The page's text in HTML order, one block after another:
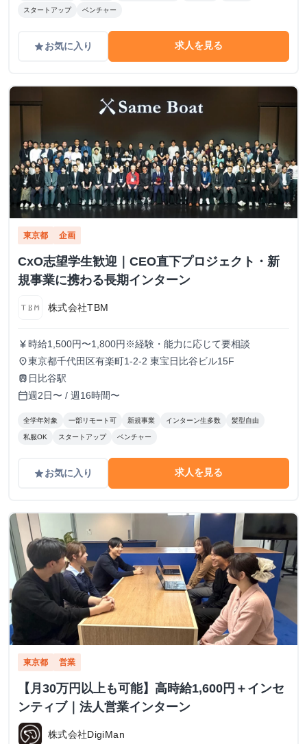
スタートアップ ベンチャー
gradeお気に入り 求人を見る
東京都 企画
CxO志望学生歓迎｜CEO直下プロジェクト・新
規事業に携わる長期インターン
株式会社TBM
currency_yen 時給1,500円〜1,800円※経験・能力に応じて要相談
place東京都千代田区有楽町1-2-2 東宝日比谷ビル15F
train 日比谷駅
calendar_today週2日〜 / 週16時間〜
全学年対象 一部リモート可 新規事業 インターン生多数 髪型自由
私服OK スタートアップ ベンチャー
gradeお気に入り 求人を見る
東京都 営業
【月30万円以上も可能】高時給1,600円＋インセ
ンティブ｜法人営業インターン
株式会社DigiMan